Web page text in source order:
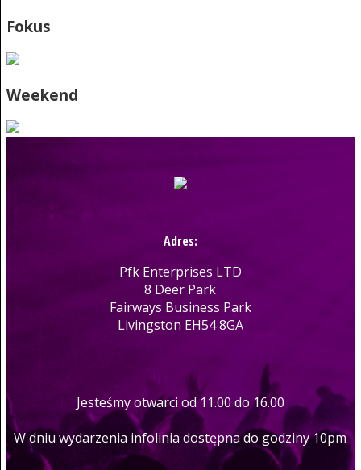
Fokus
Weekend
Adres:
Pfk Enterprises LTD
8 Deer Park
Fairways Business Park
Livingston EH54 8GA
Jesteśmy otwarci od 11.00 do 16.00
W dniu wydarzenia infolinia dostępna do godziny 10pm